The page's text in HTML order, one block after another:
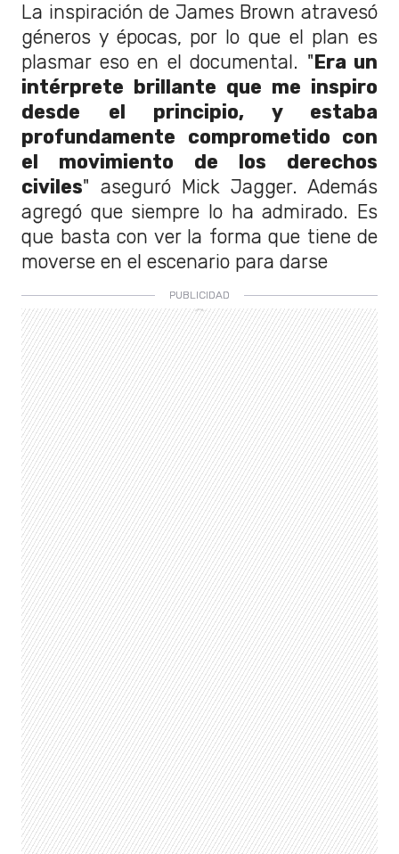
La inspiración de James Brown atravesó
géneros y épocas, por lo que el plan es
plasmar eso en el documental. " Era un
intérprete brillante que me inspiro
desde el principio, y estaba
profundamente comprometido con
el movimiento de los derechos
civiles" aseguró Mick Jagger. Además
agregó que siempre lo ha admirado. Es
que basta con ver la forma que tiene de
moverse en el escenario para darse